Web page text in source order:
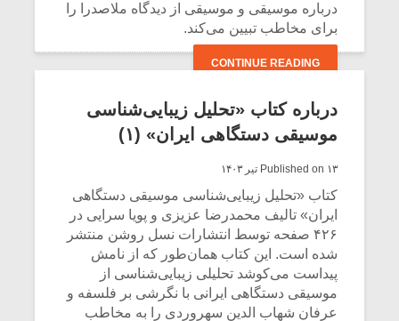
درباره موسیقی و موسیقی از دیدگاه ملاصدرا را
برای مخاطب تبیین می‌کند.
CONTINUE READING
درباره کتاب «تحلیل زیبایی‌شناسی
موسیقی دستگاهی ایران» (۱)
Published on ۱۳ تیر ۱۴۰۳
کتاب «تحلیل زیبایی‌شناسی موسیقی دستگاهی
ایران» تالیف محمد‌رضا عزیزی و پویا سرایی در
۴۲۶ صفحه توسط انتشارات نسل روشن منتشر
شده است. این کتاب همان‌طور که از نامش
پیداست می‌کوشد تحلیلی زیبایی‌شناسی از
موسیقی دستگاهی ایرانی با نگرشی بر فلسفه و
عرفان شهاب الدین سهروردی را به مخاطب